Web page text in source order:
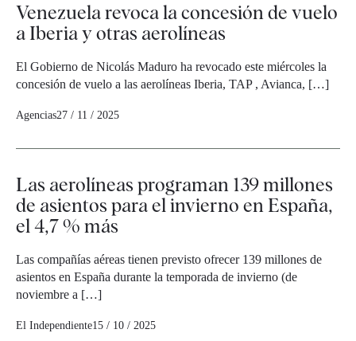
Venezuela revoca la concesión de vuelo
a Iberia y otras aerolíneas
El Gobierno de Nicolás Maduro ha revocado este miércoles la
concesión de vuelo a las aerolíneas Iberia, TAP , Avianca, […]
Agencias27 / 11 / 2025
Las aerolíneas programan 139 millones
de asientos para el invierno en España,
el 4,7 % más
Las compañías aéreas tienen previsto ofrecer 139 millones de
asientos en España durante la temporada de invierno (de
noviembre a […]
El Independiente15 / 10 / 2025